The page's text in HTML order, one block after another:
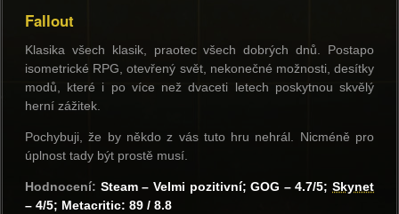
Fallout
Klasika všech klasik, praotec všech dobrých dnů. Postapo
isometrické RPG, otevřený svět, nekonečné možnosti, desítky
modů, které i po více než dvaceti letech poskytnou skvělý
herní zážitek.
Pochybuji, že by někdo z vás tuto hru nehrál. Nicméně pro
úplnost tady být prostě musí.
Hodnocení: Steam – Velmi pozitivní; GOG – 4.7/5; Skynet
– 4/5; Metacritic: 89 / 8.8